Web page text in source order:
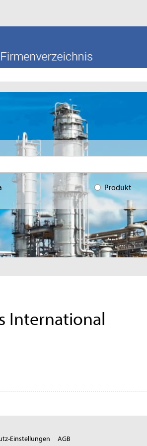
Produkt
International
Einstellungen AGB